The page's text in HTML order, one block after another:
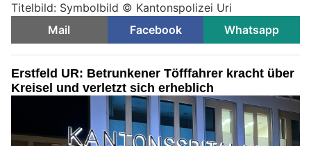
Titelbild: Symbolbild © Kantonspolizei Uri
Mail
Facebook Whatsapp
Erstfeld UR: Betrunkener Töfffahrer kracht über
Kreisel und verletzt sich erheblich